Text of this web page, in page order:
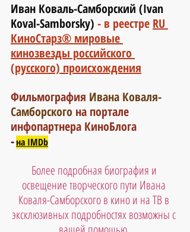
Иван Коваль-Самборский (Ivan
Koval-Samborsky) - в реестре RU
КиноСтарз® мировые
кинозвезды российского
(русского) происхождения
Фильмография Ивана Коваля-
Самборского на портале
инфопартнера КиноБлога
-на IMDb
Более подробная биография и
освещение творческого пути Ивана
Коваля-Самборского в кино и на ТВ в
эксклюзивных подробностях возможны с